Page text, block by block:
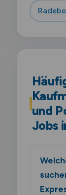
und
Jobs